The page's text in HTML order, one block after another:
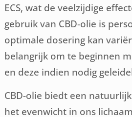
ECS, wat de veelzijdige
gebruik van CBD-olie is
optimale dosering kan
belangrijk om te beginnen
en deze indien nodig
CBD-olie biedt een
het evenwicht in ons